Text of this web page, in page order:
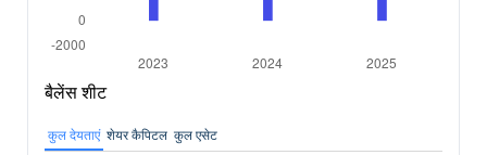
बैलेंस शीट
कुल देयताएं शेयर कैपिटल कुल एसेट